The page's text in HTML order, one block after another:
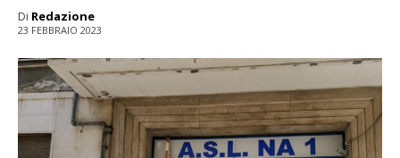
Di Redazione
23 FEBBRAIO 2023